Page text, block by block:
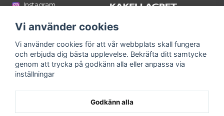
Instagram
LinkedIn
Bli medlem i vårt nyhetsbrev
email
Mejladress
Fyll i din e-mailadress och ta del av våra nyheter och
Vi använder cookies
Vi använder cookies för att vår webbplats skall fungera
och erbjuda dig bästa upplevelse. Bekräfta ditt samtycke
genom att trycka på godkänn alla eller anpassa via
inställningar
Godkänn alla